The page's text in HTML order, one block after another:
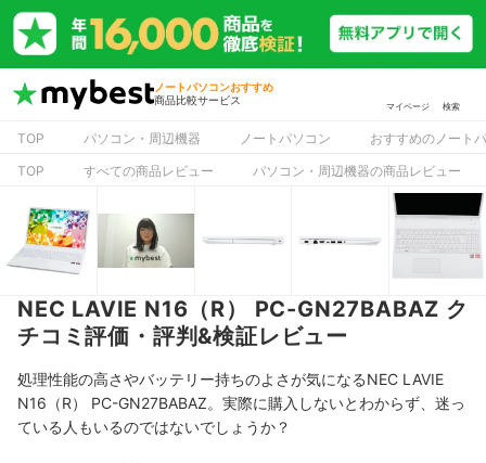
ノートパソコンおすすめ
商品比較サービス
マイページ 検索
TOP パソコン・周辺機器 ノートパソコン
おすすめのノート
TOP
すべての商品レビュー パソコン・周辺機器の商品レビュー
NEC LAVIE N16（R） PC-GN27BABAZ ク
チコミ評価・評判&検証レビュー
処理性能の高さやバッテリー持ちのよさが気になるNEC LAVIE
N16（R） PC-GN27BABAZ。実際に購入しないとわからず、迷っ
ている人もいるのではないでしょうか？